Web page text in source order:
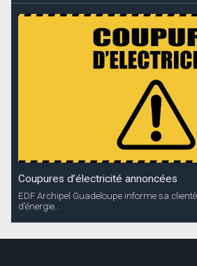
Coupures d’électricité annoncées
EDF Archipel Guadeloupe informe sa
d’énergie...